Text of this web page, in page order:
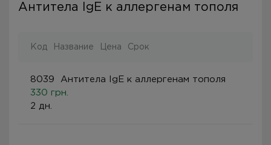
Антитела IgE к аллергенам тополя
Код Название Цена Срок
8039
Антитела IgE к аллергенам тополя
330 грн.
2 дн.